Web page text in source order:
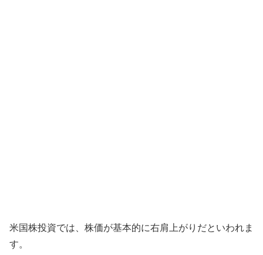
米国株投資では、株価が基本的に右肩上がりだといわれま
す。